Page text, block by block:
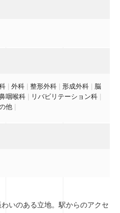
外科 整形外科 形成外科
脳
咽喉科 リバビリテーション科
他
いのある立地。駅からのアクセ